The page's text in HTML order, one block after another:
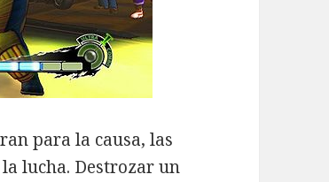
para la causa, las
lucha. Destrozar un